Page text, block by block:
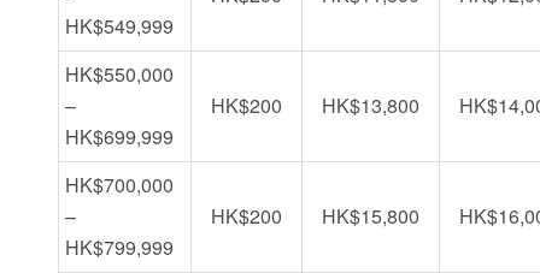
HK$549,999
HK$550,000
–
HK$699,999
HK$200 HK$13,800
HK$700,000
–
HK$799,999
HK$200 HK$15,800